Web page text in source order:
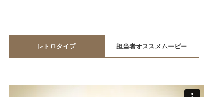
レトロタイプ 担当者オススメムービー